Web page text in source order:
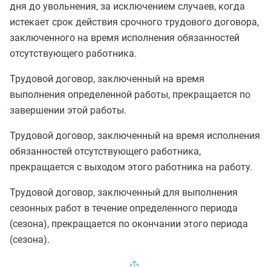
дня до увольнения, за исключением случаев, когда
истекает срок действия срочного трудового договора,
заключенного на время исполнения обязанностей
отсутствующего работника.
Трудовой договор, заключенный на время
выполнения определенной работы, прекращается по
завершении этой работы.
Трудовой договор, заключенный на время исполнения
обязанностей отсутствующего работника,
прекращается с выходом этого работника на работу.
Трудовой договор, заключенный для выполнения
сезонных работ в течение определенного периода
(сезона), прекращается по окончании этого периода
(сезона).